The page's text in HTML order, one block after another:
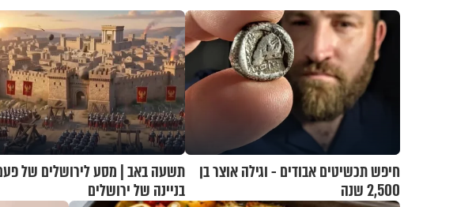
חיפש תכשיטים אבודים - וגילה אוצר בן
2,500 שנה
תשעה באב | מסע לירושלים של
בניינה של ירושלים